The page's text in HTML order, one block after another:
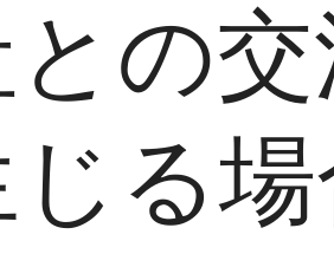
との
る